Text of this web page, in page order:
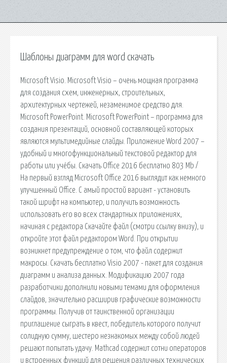
Шаблоны диаграмм для word скачать
Microsoft Visio. Microsoft Visio – очень мощная программа
для создания схем, инженерных, строительных,
архитектурных чертежей, незаменимое средство для.
Microsoft PowerPoint. Microsoft PowerPoint – программа для
создания презентаций, основной составляющей которых
являются мультимедийные слайды. Приложение Word 2007 –
удобный и многофункциональный текстовой редактор для
работы или учёбы. Скачать Office 2016 бесплатно 803 Mb /
На первый взгляд Microsoft Office 2016 выглядит как немного
улучшенный Office. С амый простой вариант - установить
такой шрифт на компьютер, и получить возможность
использовать его во всех стандартных приложениях,
начиная с редактора Скачайте файл (смотри ссылку внизу), и
откройте этот файл редактором Word. При открытии
возникнет предупреждение о том, что файл содержит
макросы. Скачать бесплатно Visio 2007 - пакет для создания
диаграмм и анализа данных. Модификацию 2007 года
разработчики дополнили новыми темами для оформления
слайдов, значительно расширив графические возможности
программы. Получив от таинственной организации
приглашение сыграть в квест, победитель которого получит
солидную сумму, шестеро незнакомых между собой людей
решают попытать удачу. Mathcad содержит сотни операторов
и встроенных функций для решения различных технических